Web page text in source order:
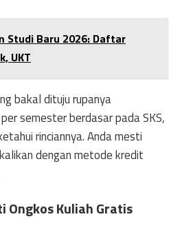
Studi Baru 2026: Daftar
UKT
bakal dituju rupanya
semester berdasar pada SKS,
rinciannya. Anda mesti
dengan metode kredit
Ongkos Kuliah Gratis